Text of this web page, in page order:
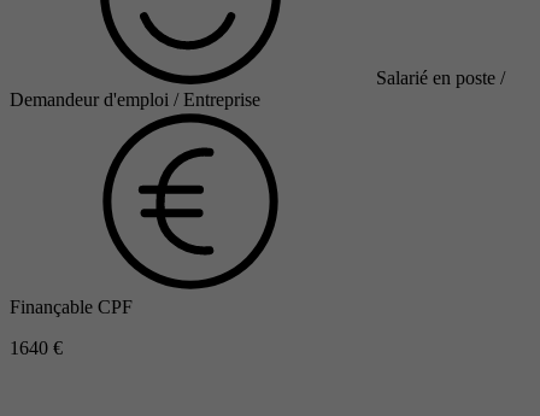
Salarié en poste /
Demandeur d'emploi / Entreprise
Finançable CPF
1640 €